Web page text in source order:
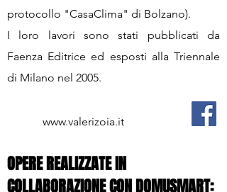
protocollo "CasaClima" di Bolzano).
I loro lavori sono stati pubblicati da
Faenza Editrice ed esposti alla Triennale
di Milano nel 2005.
www.valerizoia.it
OPERE REALIZZATE IN
COLLABORAZIONE CON DOMUSMART: